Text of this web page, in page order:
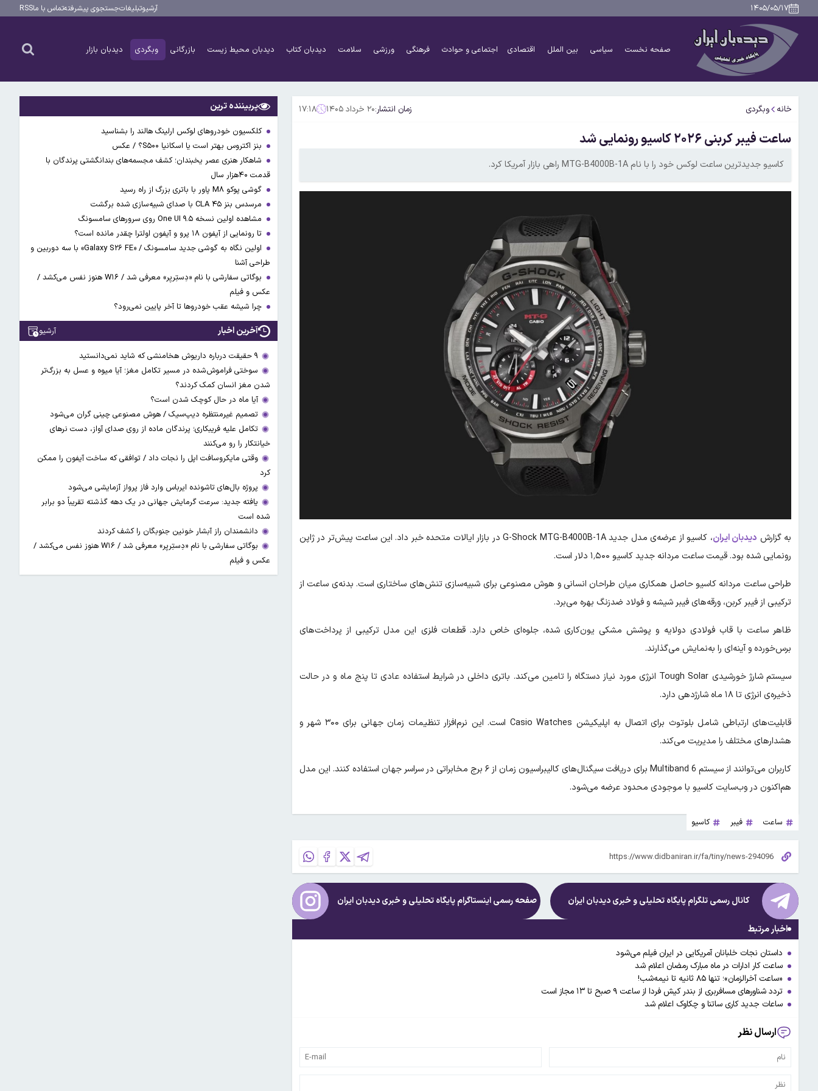
۱۴۰۵/۰۵/۱۷ آرشیوتبلیغاتجستجوی پیشرفتهتماس با ماRSS
صفحه نخست سیاسی بین الملل اقتصادی اجتماعی و حوادث فرهنگی ورزشی سلامت دیدبان کتاب دیدبان محیط زیست بازرگانی وبگردی دیدبان بازار
خانه وبگردی زمان انتشار:۲۰ خرداد ۱۴۰۵ ۱۷:۱۸
ساعت فیبر کربنی ۲۰۲۶ کاسیو رونمایی شد
کاسیو جدیدترین ساعت لوکس خود را با نام MTG-B4000B-1A راهی بازار آمریکا کرد.
به گزارش دیدبان ایران
، کاسیو از عرضه‌ی ‌مدل جدید G-Shock MTG-B4000B-1A در بازار ایالات متحده خبر داد. این ساعت پیش‌تر در ژاپن
رونمایی شده بود. قیمت ساعت مردانه جدید کاسیو ۱٬۵۰۰ دلار است.
طراحی ساعت مردانه کاسیو حاصل همکاری میان طراحان انسانی و هوش مصنوعی برای شبیه‌سازی تنش‌های ساختاری است. بدنه‌ی ساعت از
ترکیبی از فیبر کربن، ورقه‌های فیبر شیشه و فولاد ضدزنگ بهره می‌برد.
ظاهر ساعت با قاب فولادی دولایه و پوشش مشکی یون‌کاری شده، جلوه‌ای خاص دارد. قطعات فلزی این مدل ترکیبی از پرداخت‌های
برس‌خورده و آینه‌ای را به‌نمایش می‌گذارند.
سیستم شارژ خورشیدی Tough Solar انرژی مورد نیاز دستگاه را تامین می‌کند. باتری داخلی در شرایط استفاده عادی تا پنج ماه و در حالت
ذخیره‌ی انرژی تا ۱۸ ماه شارژدهی دارد.
قابلیت‌های ارتباطی شامل بلوتوث برای اتصال به اپلیکیشن Casio Watches است. این نرم‌افزار تنظیمات زمان جهانی برای ۳۰۰ شهر و
هشدارهای مختلف را مدیریت می‌کند.
کاربران می‌توانند از سیستم Multiband 6 برای دریافت سیگنال‌های کالیبراسیون زمان از ۶ برج مخابراتی در سراسر جهان استفاده کنند. این مدل
هم‌اکنون در وب‌سایت کاسیو با موجودی محدود عرضه می‌شود.
ساعت فیبر کاسیو
کانال رسمی تلگرام پایگاه تحلیلی و خبریدیدبان ایران صفحه رسمی اینستاگرام پایگاه تحلیلی و خبریدیدبان ایران
اخبار مرتبط
داستان نجات خلبانان آمریکایی در ایران فیلم می‌شود
ساعت کار ادارات در ماه مبارک رمضان اعلام شد
«ساعت آخرالزمان»؛ تنها ۸۵ ثانیه تا نیمه‌شب!
تردد شناورهای مسافربری از بندر کیش فردا از ساعت ۹ صبح تا ۱۳ مجاز است
ساعات جدید کاری ساتنا و چکاوک اعلام شد
ارسال نظر
پربیننده ترین
کلکسیون خودروهای لوکس ارلینگ هالند را بشناسید
بنز اکتروس بهتر است یا اسکانیا S۵۰۰؟ / عکس
شاهکار هنری عصر یخبندان؛ کشف مجسمه‌های بندانگشتی‌ پرندگان با
قدمت ۴۰هزار سال
گوشی پوکو M۸ پاور با باتری بزرگ از راه رسید
مرسدس بنز CLA ۴۵ با صدای شبیه‌سازی شده برگشت
مشاهده اولین نسخه One UI ۹.۵ روی سرورهای سامسونگ
تا رونمایی از آیفون ۱۸ پرو و آیفون اولترا چقدر مانده است؟
اولین نگاه به گوشی جدید سامسونگ / «Galaxy S۲۶ FE» با سه دوربین و
طراحی آشنا
بوگاتی سفارشی با نام «دِستِریِر» معرفی شد / W۱۶ هنوز نفس می‌کشد /
عکس و فیلم
چرا شیشه عقب خودروها تا آخر پایین نمی‌رود؟
آخرین اخبار آرشیو
۹ حقیقت درباره داریوش هخامنشی که شاید نمی‌دانستید
سوختی فراموش‌شده در مسیر تکامل مغز؛ آیا میوه و عسل به بزرگ‌تر
شدن مغز انسان کمک کردند؟
آیا ماه در حال کوچک شدن است؟
تصمیم غیرمنتظره دیپ‌سیک / هوش مصنوعی چینی گران می‌شود
تکامل علیه فریبکاری؛ پرندگان ماده از روی صدای آواز، دست نرهای
خیانتکار را رو می‌کنند
وقتی مایکروسافت اپل را نجات داد / توافقی که ساخت آیفون را ممکن
کرد
پروژه بال‌های تاشونده ایرباس وارد فاز پرواز آزمایشی می‌شود
یافته جدید: سرعت گرمایش جهانی در یک دهه گذشته تقریباً دو برابر
شده است
دانشمندان راز آبشار خونین جنوبگان را کشف کردند
بوگاتی سفارشی با نام «دِستِریِر» معرفی شد / W۱۶ هنوز نفس می‌کشد /
عکس و فیلم